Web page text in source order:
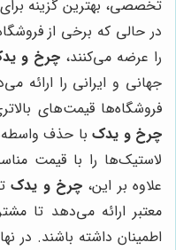
تخصصی، بهترین گزینه
در حالی که برخی از
را عرضه می‌کنند،چرخ و
جهانی و ایرانی را ارائه
فروشگاه‌ها قیمت‌های
چرخ و یدک با حذف
لاستیک‌ها را با قیمت
علاوه بر این،چرخ و یدک
معتبر ارائه می‌دهد تا
اطمینان داشته باشند. در